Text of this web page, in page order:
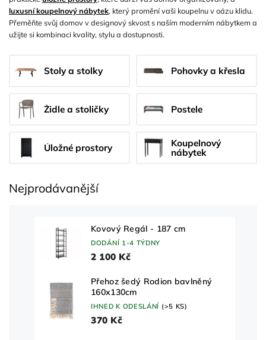
luxusní koupelnový nábytek, který promění vaši koupelnu v oázu klidu.
Přeměňte svůj domov v designový skvost s naším moderním nábytkem a
užijte si kombinaci kvality, stylu a dostupnosti.
Stoly a stolky Pohovky a křesla
Židle a stoličky Postele
Úložné prostory
Koupelnový
nábytek
Nejprodávanější
Kovový Regál - 187 cm
DODÁNÍ 1-4 TÝDNY
2 100 Kč
Přehoz šedý Rodion bavlněný
160x130cm
IHNED K ODESLÁNÍ (>5 KS)
370 Kč